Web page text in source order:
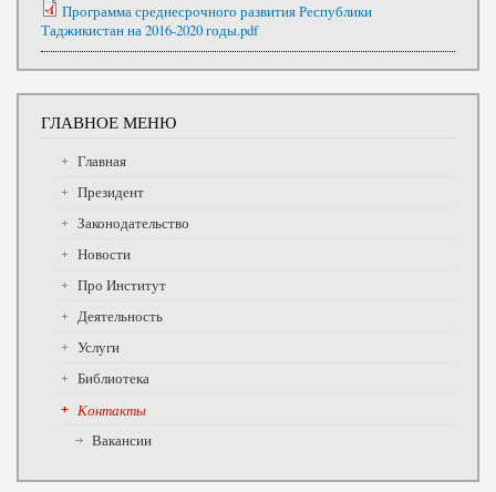
Программа среднесрочного развития Республики
Таджикистан на 2016-2020 годы.pdf
ГЛАВНОЕ МЕНЮ
Главная
Президент
Законодательство
Новости
Про Институт
Деятельность
Услуги
Библиотека
Контакты
Вакансии